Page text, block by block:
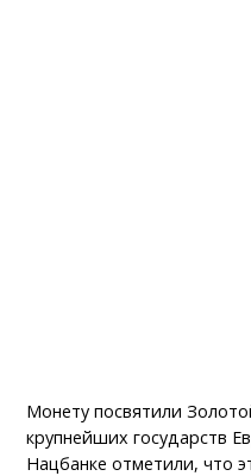
Монету посвятили
крупнейших государств
Нацбанке отметили, что